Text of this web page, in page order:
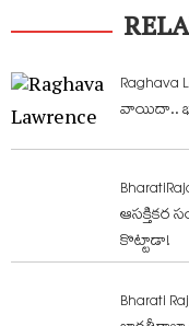
వాయిదా..
ఆసక్తికర
కొట్టాడా!
Bharati